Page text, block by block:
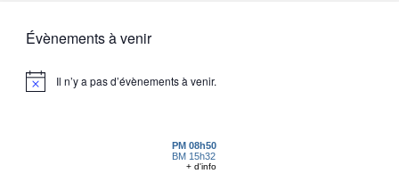
Évènements à venir
Il n’y a pas d’évènements à venir.